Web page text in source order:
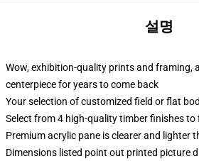
설명
Wow, exhibition-quality prints and framing,
centerpiece for years to come back
Your selection of customized field or flat
Select from 4 high-quality timber finishes to
Premium acrylic pane is clearer and lighter
Dimensions listed point out printed picture